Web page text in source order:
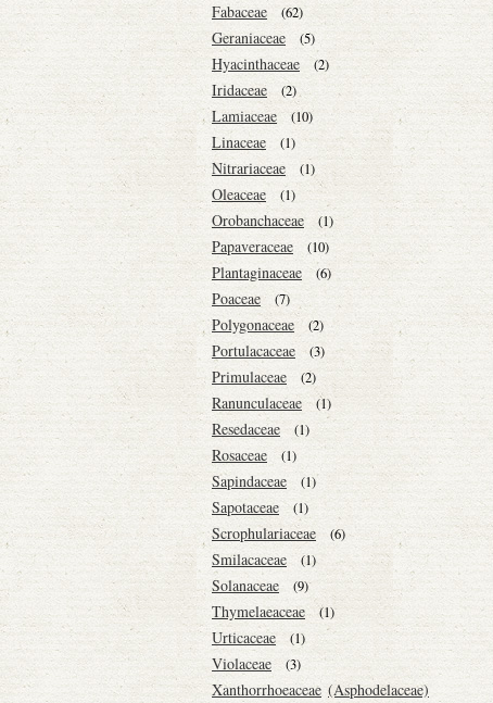
Fabaceae (62)
Geraniaceae (5)
Hyacinthaceae (2)
Iridaceae (2)
Lamiaceae (10)
Linaceae (1)
Nitrariaceae (1)
Oleaceae (1)
Orobanchaceae (1)
Papaveraceae (10)
Plantaginaceae (6)
Poaceae (7)
Polygonaceae (2)
Portulacaceae (3)
Primulaceae (2)
Ranunculaceae (1)
Resedaceae (1)
Rosaceae (1)
Sapindaceae (1)
Sapotaceae (1)
Scrophulariaceae (6)
Smilacaceae (1)
Solanaceae (9)
Thymelaeaceae (1)
Urticaceae (1)
Violaceae (3)
Xanthorrhoeaceae (Asphodelaceae)